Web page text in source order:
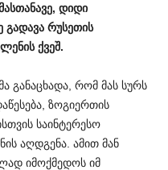
, დიდი
გადავა რუსეთის
ქვეშ.
განაცხადა, რომ მას სურს
ზოგიერთის
საინტერესო
აღდგენა. ამით მან
იმოქმედოს იმ